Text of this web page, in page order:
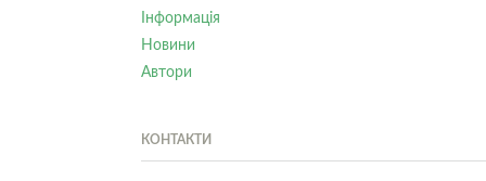
Інформація
Новини
Автори
КОНТАКТИ